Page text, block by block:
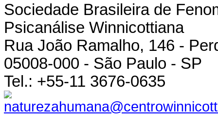
Sociedade Brasileira de
Psicanálise Winnicottiana
Rua João Ramalho, 146 -
05008-000 - São Paulo - SP
Tel.: +55-11 3676-0635